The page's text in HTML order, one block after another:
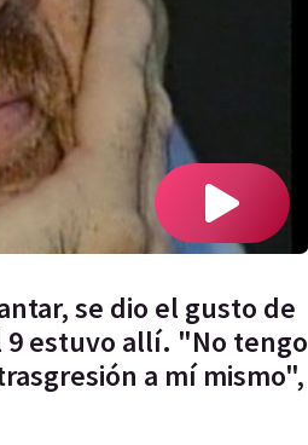
se dio el gusto de
9 estuvo allí. "No tengo
a mí mismo",